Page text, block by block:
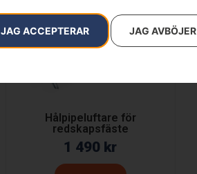
JAG ACCEPTERAR JAG AVBÖJER
Hålpipeluftare för
redskapsfäste
1 490 kr